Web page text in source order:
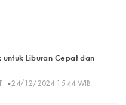
untuk Liburan Cepat dan
· 24/12/2024 15:44 WIB